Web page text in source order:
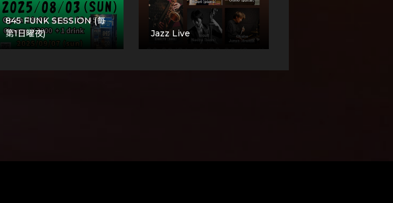
845 FUNK SESSION (毎
第1日曜夜)
Jazz Live